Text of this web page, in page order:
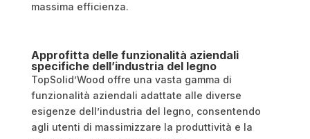
massima efficienza.
Approfitta delle funzionalità aziendali
specifiche dell’industria del legno
TopSolid’Wood offre una vasta gamma di
funzionalità aziendali adattate alle diverse
esigenze dell’industria del legno, consentendo
agli utenti di massimizzare la produttività e la